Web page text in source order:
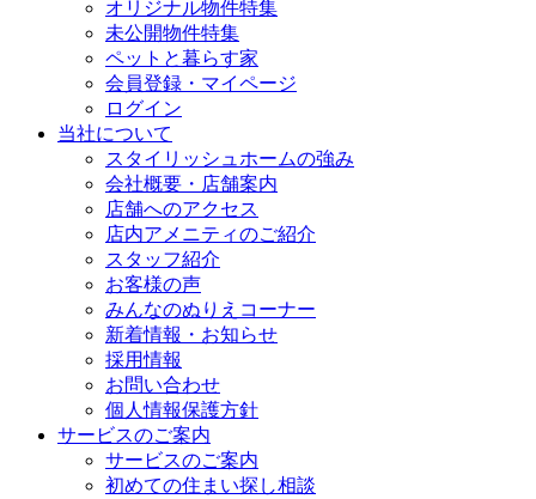
オリジナル物件特集
未公開物件特集
ペットと暮らす家
会員登録・マイページ
ログイン
当社について
スタイリッシュホームの強み
会社概要・店舗案内
店舗へのアクセス
店内アメニティのご紹介
スタッフ紹介
お客様の声
みんなのぬりえコーナー
新着情報・お知らせ
採用情報
お問い合わせ
個人情報保護方針
サービスのご案内
サービスのご案内
初めての住まい探し相談